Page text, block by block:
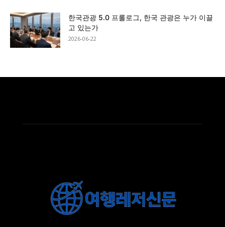
한국관광 5.0 프롤로그, 한국 관광은 누가 이끌
고 있는가
2026-06-22